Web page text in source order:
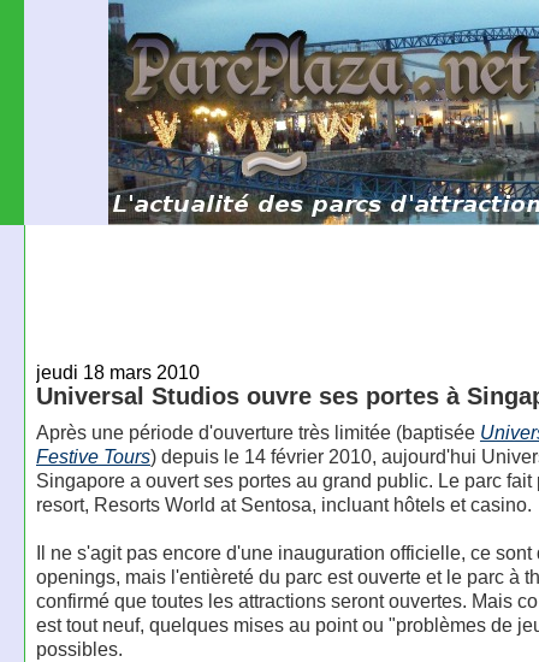
jeudi 18 mars 2010
Universal Studios ouvre ses portes à
Après une période d'ouverture très limitée (baptisée
Festive Tours) depuis le 14 février 2010, aujourd'hui
Singapore a ouvert ses portes au grand public. Le parc fait
resort, Resorts World at Sentosa, incluant hôtels et casino.
Il ne s'agit pas encore d'une inauguration officielle, ce sont
openings, mais l'entièreté du parc est ouverte et le parc à
confirmé que toutes les attractions seront ouvertes. Mais
est tout neuf, quelques mises au point ou "problèmes de
possibles.